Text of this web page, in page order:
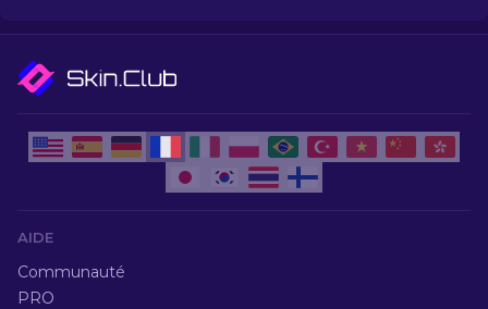
AIDE
Communauté
PRO